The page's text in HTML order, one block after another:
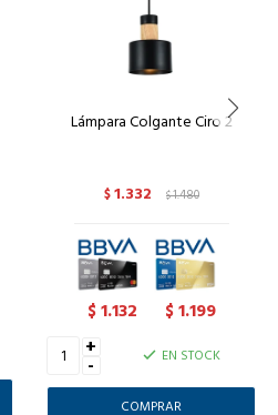
Lámpara Colgante Ciro 2
$1.332 $1.480
$1.132 $1.199
+
- EN STOCK